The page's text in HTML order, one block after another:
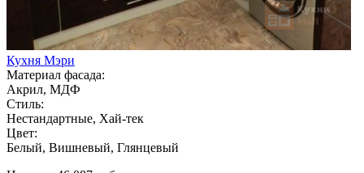
Кухня Мэри
Материал фасада:
Акрил, МДФ
Стиль:
Нестандартные, Хай-тек
Цвет:
Белый, Вишневый, Глянцевый